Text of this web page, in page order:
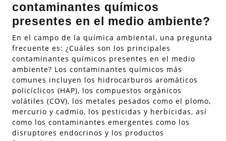
contaminantes químicos
presentes en el medio ambiente?
En el campo de la química ambiental, una pregunta
frecuente es: ¿Cuáles son los principales
contaminantes químicos presentes en el medio
ambiente? Los contaminantes químicos más
comunes incluyen los hidrocarburos aromáticos
policíclicos (HAP), los compuestos orgánicos
volátiles (COV), los metales pesados como el plomo,
mercurio y cadmio, los pesticidas y herbicidas, así
como los contaminantes emergentes como los
disruptores endocrinos y los productos